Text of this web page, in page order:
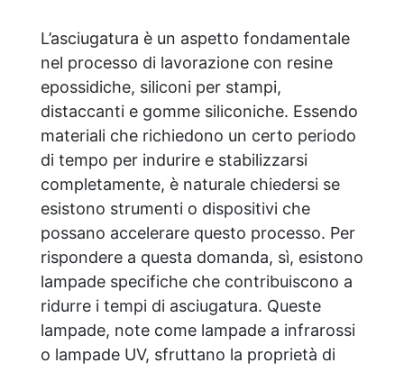
L’asciugatura è un aspetto fondamentale
nel processo di lavorazione con resine
epossidiche, siliconi per stampi,
distaccanti e gomme siliconiche. Essendo
materiali che richiedono un certo periodo
di tempo per indurire e stabilizzarsi
completamente, è naturale chiedersi se
esistono strumenti o dispositivi che
possano accelerare questo processo. Per
rispondere a questa domanda, sì, esistono
lampade specifiche che contribuiscono a
ridurre i tempi di asciugatura. Queste
lampade, note come lampade a infrarossi
o lampade UV, sfruttano la proprietà di